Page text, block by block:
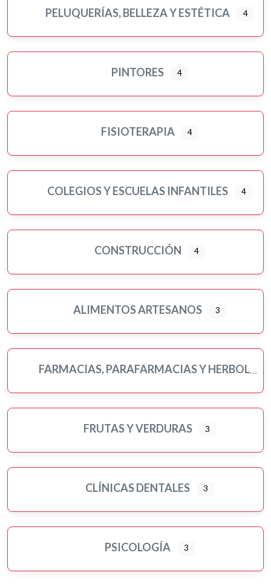
PELUQUERÍAS, BELLEZA Y ESTÉTICA 4
PINTORES 4
FISIOTERAPIA 4
COLEGIOS Y ESCUELAS INFANTILES 4
CONSTRUCCIÓN 4
ALIMENTOS ARTESANOS 3
FARMACIAS, PARAFARMACIAS Y HERBOLARIOS
FRUTAS Y VERDURAS 3
CLÍNICAS DENTALES 3
PSICOLOGÍA 3